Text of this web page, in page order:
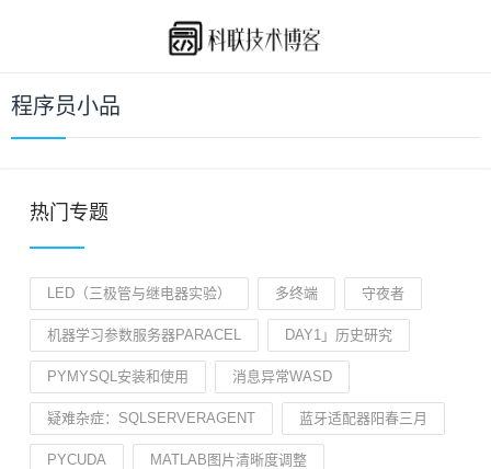
程序员小品
热门专题
LED（三极管与继电器实验） 多终端 守夜者
机器学习参数服务器PARACEL DAY1」历史研究
PYMYSQL安装和使用 消息异常WASD
疑难杂症：SQLSERVERAGENT 蓝牙适配器阳春三月
PYCUDA MATLAB图片清晰度调整